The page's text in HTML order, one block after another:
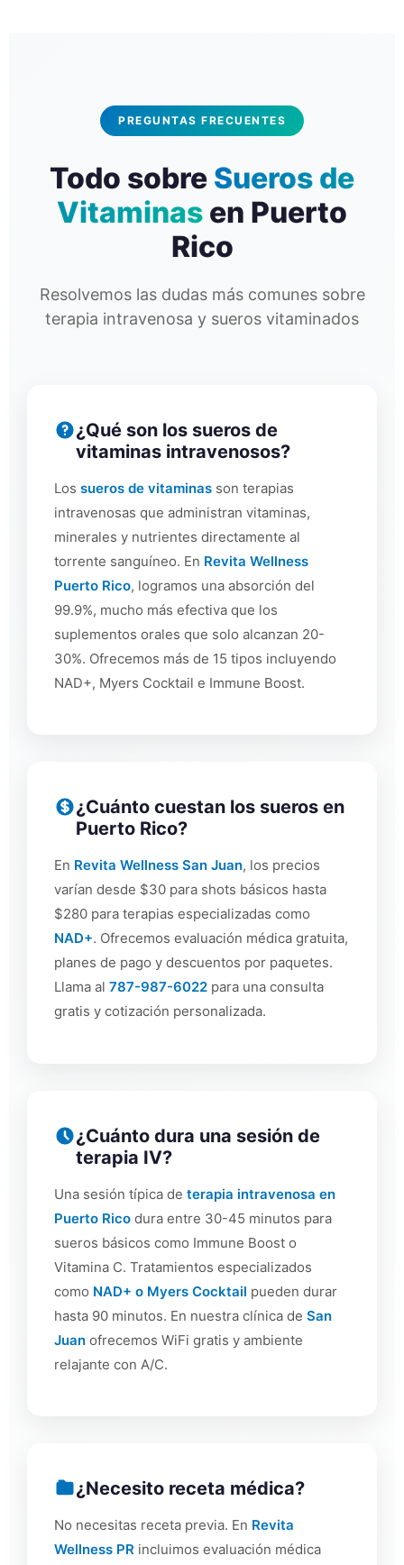
PREGUNTAS FRECUENTES
Todo sobre Sueros de
Vitaminas en Puerto
Rico
Resolvemos las dudas más comunes sobre
terapia intravenosa y sueros vitaminados
¿Qué son los sueros de
vitaminas intravenosos?
Los sueros de vitaminas son terapias
intravenosas que administran vitaminas,
minerales y nutrientes directamente al
torrente sanguíneo. En Revita Wellness
Puerto Rico, logramos una absorción del
99.9%, mucho más efectiva que los
suplementos orales que solo alcanzan 20-
30%. Ofrecemos más de 15 tipos incluyendo
NAD+, Myers Cocktail e Immune Boost.
¿Cuánto cuestan los sueros en
Puerto Rico?
En Revita Wellness San Juan, los precios
varían desde $30 para shots básicos hasta
$280 para terapias especializadas como
NAD+. Ofrecemos evaluación médica gratuita,
planes de pago y descuentos por paquetes.
Llama al 787-987-6022 para una consulta
gratis y cotización personalizada.
¿Cuánto dura una sesión de
terapia IV?
Una sesión típica de terapia intravenosa en
Puerto Rico dura entre 30-45 minutos para
sueros básicos como Immune Boost o
Vitamina C. Tratamientos especializados
como NAD+ o Myers Cocktail pueden durar
hasta 90 minutos. En nuestra clínica de San
Juan ofrecemos WiFi gratis y ambiente
relajante con A/C.
¿Necesito receta médica?
No necesitas receta previa. En Revita
Wellness PR incluimos evaluación médica